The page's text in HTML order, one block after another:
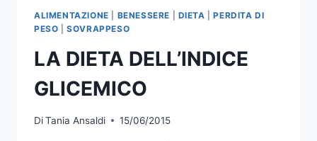
ALIMENTAZIONE BENESSERE DIETA |PERDITA DI
PESO |SOVRAPPESO
LA DIETA DELL’INDICE
GLICEMICO
DiTania Ansaldi 15/06/2015